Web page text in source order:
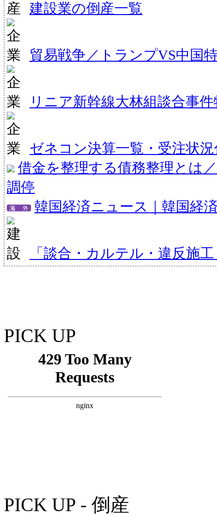
建設業の倒産一覧
貿易戦争／トランプVS中国
リニア新幹線大林組談合事
ゼネコン決算一覧・受注状況
借金を整理する債務整理とは
調停
韓国経済ニュース｜韓国経
「談合・カルテル・違反施
PICK UP
PICK UP - 倒産